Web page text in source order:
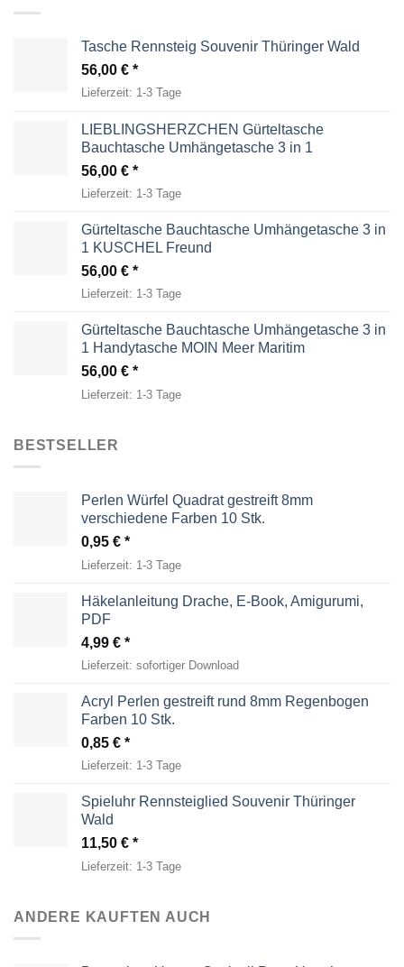
Tasche Rennsteig Souvenir Thüringer Wald
56,00 €
Lieferzeit: 1-3 Tage
LIEBLINGSHERZCHEN Gürteltasche
Bauchtasche Umhängetasche 3 in 1
56,00 €
Lieferzeit: 1-3 Tage
Gürteltasche Bauchtasche Umhängetasche 3 in
1 KUSCHEL Freund
56,00 €
Lieferzeit: 1-3 Tage
Gürteltasche Bauchtasche Umhängetasche 3 in
1 Handytasche MOIN Meer Maritim
56,00 €
Lieferzeit: 1-3 Tage
BESTSELLER
Perlen Würfel Quadrat gestreift 8mm
verschiedene Farben 10 Stk.
0,95 €
Lieferzeit: 1-3 Tage
Häkelanleitung Drache, E-Book, Amigurumi,
PDF
4,99 €
Lieferzeit: sofortiger Download
Acryl Perlen gestreift rund 8mm Regenbogen
Farben 10 Stk.
0,85 €
Lieferzeit: 1-3 Tage
Spieluhr Rennsteiglied Souvenir Thüringer
Wald
11,50 €
Lieferzeit: 1-3 Tage
ANDERE KAUFTEN AUCH